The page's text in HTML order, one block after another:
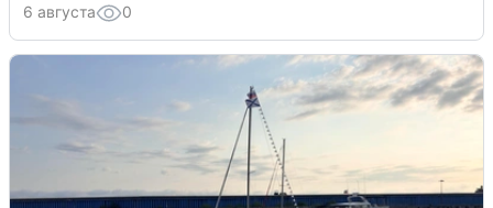
6 августа 0